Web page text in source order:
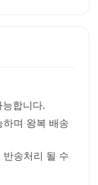
합니다.
며 왕복 배송
송처리 될 수